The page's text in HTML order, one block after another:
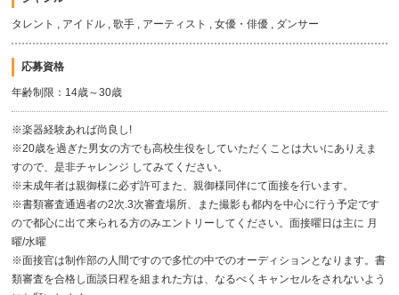
タレント , アイドル , 歌手 , アーティスト , 女優・俳優 , ダンサー
応募資格
年齢制限：14歳～30歳
※楽器経験あれば尚良し!
※20歳を過ぎた男女の方でも高校生役をしていただくことは大いにありえま
すので、是非チャレンジ してみてください。
※未成年者は親御様に必ず許可また、親御様同伴にて面接を行います。
※書類審査通過者の2次.3次審査場所、また撮影も都内を中心に行う予定です
ので都心に出て来られる方のみエントリーしてください。面接曜日は主に 月
曜/水曜
※面接官は制作部の人間ですので多忙の中でのオーディションとなります。書
類審査を合格し面談日程を組まれた方は、なるべくキャンセルをされないよう